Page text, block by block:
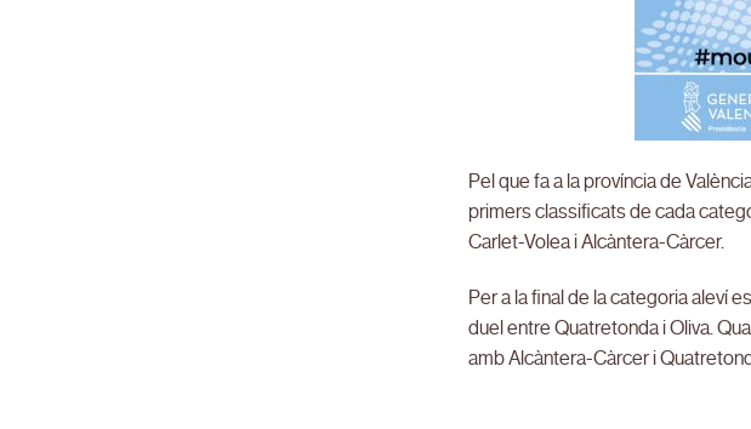
Pel que fa a la província de
primers classificats de cada
Carlet-Volea i Alcàntera-Càrcer.
Per a la final de la categoria aleví
duel entre Quatretonda i Oliva.
amb Alcàntera-Càrcer i